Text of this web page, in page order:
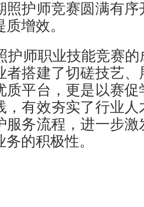
照护师竞赛圆满有
增效。
护师职业技能竞赛
者搭建了切磋技艺
质平台，更是以赛
，有效夯实了行业
服务流程，进一步
的积极性。